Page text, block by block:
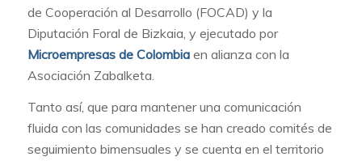
de Cooperación al Desarrollo (FOCAD) y la
Diputación Foral de Bizkaia, y ejecutado por
Microempresas de Colombiaen alianza con la
Asociación Zabalketa.
Tanto así, que para mantener una comunicación
fluida con las comunidades se han creado comités de
seguimiento bimensuales y se cuenta en el territorio